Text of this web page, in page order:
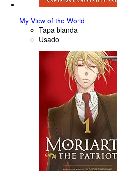
My View of the World
Tapa blanda
Usado